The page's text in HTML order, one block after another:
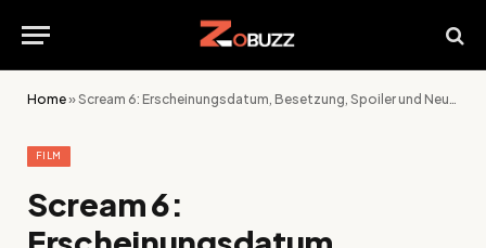
Home»Scream 6: Erscheinungsdatum, Besetzung, Spoiler und Neuigkeiten zur Fortsetzung
FILM
Scream 6: